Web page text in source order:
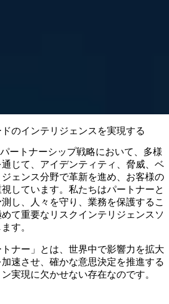
のインテリジェンスを実現する
ートナーシップ戦略において、多様
じて、アイデンティティ、脅威、ベ
ェンス分野で革新を進め、お客様の
しています。私たちはパートナーと
し、人々を守り、業務を保護するこ
て重要なリスクインテリジェンスソ
す。
ナー」とは、世界中で影響力を拡大
速させ、確かな意思決定を推進する
実現に欠かせない存在なのです。